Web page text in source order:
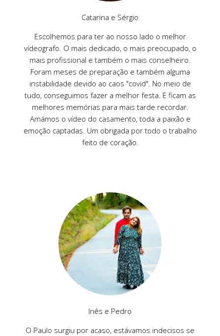
Catarina e Sérgio
Escolhemos para ter ao nosso lado o melhor
vídeografo. O mais dedicado, o mais preocupado, o
mais profissional e também o mais conselheiro.
Foram meses de preparação e também alguma
instabilidade devido ao caos "covid". No meio de
tudo, conseguimos fazer a melhor festa. E ficam as
melhores memórias para mais tarde recordar.
Amámos o vídeo do casamento, toda a paixão e
emoção captadas. Um obrigada por todo o trabalho
feito de coração.
Inês e Pedro
O Paulo surgiu por acaso, estávamos indecisos se